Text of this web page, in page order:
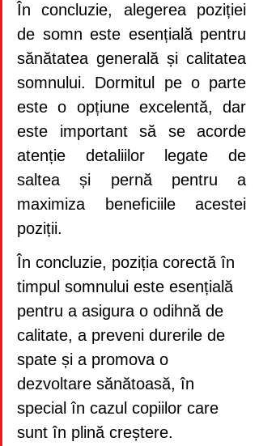
În concluzie, alegerea poziției
de somn este esențială pentru
sănătatea generală și calitatea
somnului. Dormitul pe o parte
este o opțiune excelentă, dar
este important să se acorde
atenție detaliilor legate de
saltea și pernă pentru a
maximiza beneficiile acestei
poziții.
În concluzie, poziția corectă în
timpul somnului este esențială
pentru a asigura o odihnă de
calitate, a preveni durerile de
spate și a promova o
dezvoltare sănătoasă, în
special în cazul copiilor care
sunt în plină creștere.